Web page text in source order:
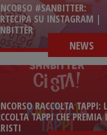
#SANBITTER:
SU INSTAGRAM |
NEWS
RACCOLTA TAPPI:
TAPPI CHE PREMIA I